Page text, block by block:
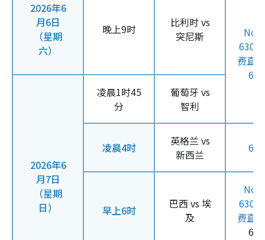
2026年6
月6日
（星期
六）
晚上9时
比利时 vs
突尼斯
630
费直
2026年6
月7日
（星期
日）
凌晨1时45
分
葡萄牙 vs
智利
凌晨4时
英格兰 vs
新西兰
早上6时
巴西 vs 埃
及
630
费直